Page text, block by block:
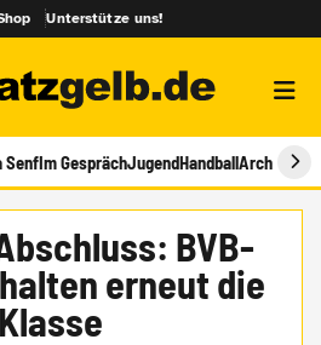
Unterstütze uns!
SenfIm GesprächJugendHandballArchiv
BVB-
erneut die
Klasse